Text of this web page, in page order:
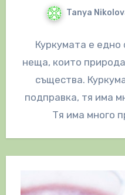
Tanya
Куркумата е
неща, които
същества.
подправка, тя има
Тя има много